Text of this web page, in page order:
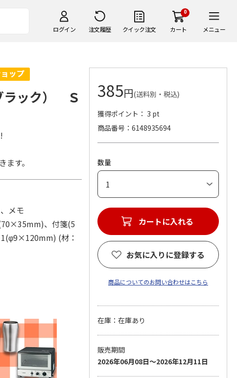
ログイン 注文履歴 クイック注文
0
カート メニュー
ラック） Ｓ
す。
メモ
、付箋(5
(材：
385円(送料別・税込)
獲得ポイント： 3 pt
商品番号
6148935694
数量
カートに入れる
お気に入りに登録する
商品についてのお問い合わせはこちら
在庫：在庫あり
販売期間
2026年06月08日～2026年12月11日